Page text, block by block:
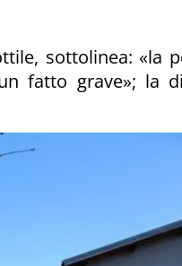
sottolinea: «la
fatto grave»; la